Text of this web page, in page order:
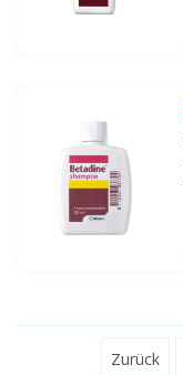
Zurück